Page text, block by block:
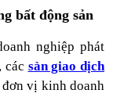
bất động sản
nghiệp phát
các sàn giao dịch
vị kinh doanh